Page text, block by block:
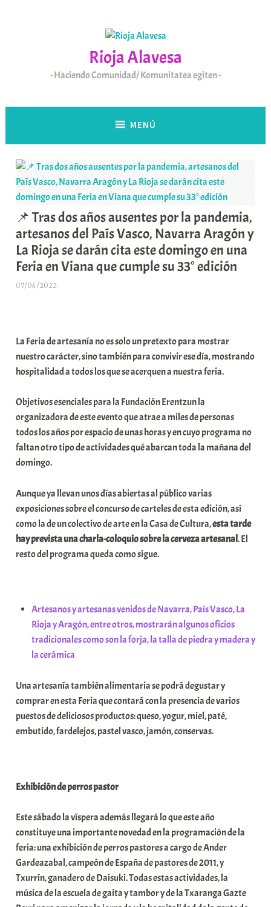
Rioja Alavesa
Haciendo Comunidad/ Komunitatea egiten
MENÚ
📌 Tras dos años ausentes por la pandemia,
artesanos del País Vasco, Navarra Aragón y
La Rioja se darán cita este domingo en una
Feria en Viana que cumple su 33° edición
07/04/2022
a
r
E
r
i
o
x
o
m
u
n
i
La Feria de artesanía no es solo un pretexto para mostrar
nuestro carácter, sino también para convivir ese día, mostrando
hospitalidad a todos los que se acerquen a nuestra feria.
Objetivos esenciales para la Fundación Erentzun la
organizadora de este evento que atrae a miles de personas
todos los años por espacio de unas horas y en cuyo programa no
faltan otro tipo de actividades qué abarcan toda la mañana del
domingo.
Aunque ya llevan unos días abiertas al público varias
exposiciones sobre el concurso de carteles de esta edición, así
como la de un colectivo de arte en la Casa de Cultura,esta tarde
hay prevista una charla-coloquio sobre la cerveza artesanal. El
resto del programa queda como sigue.
Artesanos y artesanas venidos de Navarra, País Vasco, La
Rioja y Aragón, entre otros, mostrarán algunos oficios
tradicionales como son la forja, la talla de piedra y madera y
la cerámica
Una artesanía también alimentaria se podrá degustar y
comprar en esta Feria que contará con la presencia de varios
puestos de deliciosos productos: queso, yogur, miel, paté,
embutido, fardelejos, pastel vasco, jamón, conservas.
Exhibición de perros pastor
Este sábado la víspera además llegará lo que este año
constituye una importante novedad en la programación de la
feria: una exhibición de perros pastores a cargo de Ander
Gardeazabal, campeón de España de pastores de 2011, y
Txurrín, ganadero de Daisuki. Todas estas actividades, la
música de la escuela de gaita y tambor y de la Txaranga Gazte